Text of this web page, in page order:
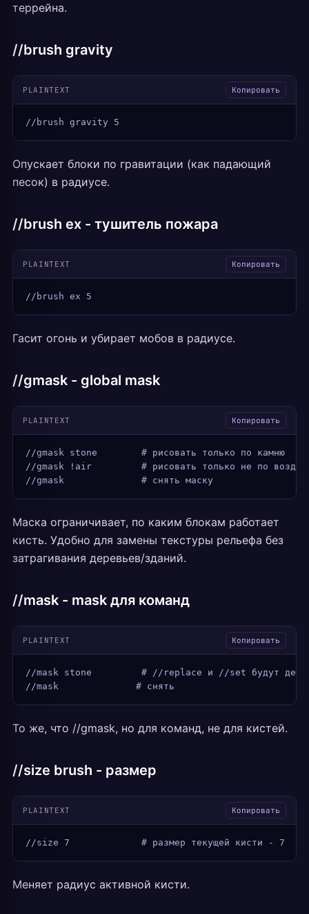
террейна.
//brush gravity
PLAINTEXT Копировать
//brush gravity 5
Опускает блоки по гравитации (как падающий
песок) в радиусе.
//brush ex - тушитель пожара
PLAINTEXT Копировать
//brush ex 5
Гасит огонь и убирает мобов в радиусе.
//gmask - global mask
PLAINTEXT Копировать
//gmask stone        # рисовать только по камню
//gmask !air         # рисовать только не по
//gmask              # снять маску
Маска ограничивает, по каким блокам работает
кисть. Удобно для замены текстуры рельефа без
затрагивания деревьев/зданий.
//mask - mask для команд
PLAINTEXT Копировать
//mask stone         # //replace и //set будут
//mask              # снять
То же, что //gmask, но для команд, не для кистей.
//size brush - размер
PLAINTEXT Копировать
//size 7             # размер текущей кисти - 7
Меняет радиус активной кисти.